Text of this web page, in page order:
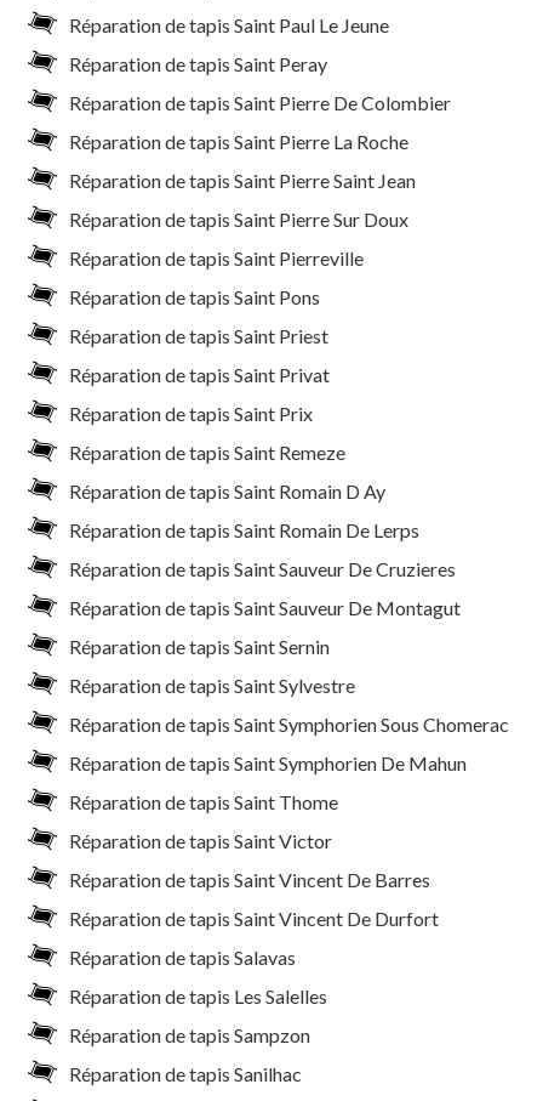
Réparation de tapis Saint Paul Le Jeune
Réparation de tapis Saint Peray
Réparation de tapis Saint Pierre De Colombier
Réparation de tapis Saint Pierre La Roche
Réparation de tapis Saint Pierre Saint Jean
Réparation de tapis Saint Pierre Sur Doux
Réparation de tapis Saint Pierreville
Réparation de tapis Saint Pons
Réparation de tapis Saint Priest
Réparation de tapis Saint Privat
Réparation de tapis Saint Prix
Réparation de tapis Saint Remeze
Réparation de tapis Saint Romain D Ay
Réparation de tapis Saint Romain De Lerps
Réparation de tapis Saint Sauveur De Cruzieres
Réparation de tapis Saint Sauveur De Montagut
Réparation de tapis Saint Sernin
Réparation de tapis Saint Sylvestre
Réparation de tapis Saint Symphorien Sous Chomerac
Réparation de tapis Saint Symphorien De Mahun
Réparation de tapis Saint Thome
Réparation de tapis Saint Victor
Réparation de tapis Saint Vincent De Barres
Réparation de tapis Saint Vincent De Durfort
Réparation de tapis Salavas
Réparation de tapis Les Salelles
Réparation de tapis Sampzon
Réparation de tapis Sanilhac